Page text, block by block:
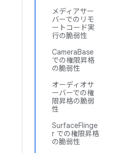
メディアサー
バーでのリモ
ートコード実
行の脆弱性
CameraBase
での権限昇格
の脆弱性
オーディオサ
ーバーでの権
限昇格の脆弱
性
SurfaceFlinge
r での権限昇格
の脆弱性